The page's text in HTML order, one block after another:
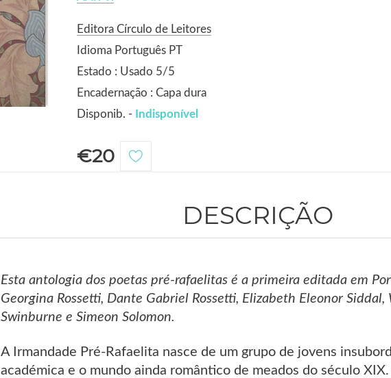
Editora Círculo de Leitores
Idioma Português PT
Estado : Usado 5/5
Encadernação : Capa dura
Disponib. - Indisponível
€20
DESCRIÇÃO
Esta antologia dos poetas pré-rafaelitas é a primeira editada em
Georgina Rossetti, Dante Gabriel Rossetti, Elizabeth Eleonor
Swinburne e Simeon Solomon.
A Irmandade Pré-Rafaelita nasce de um grupo de jovens
académica e o mundo ainda romântico de meados do século